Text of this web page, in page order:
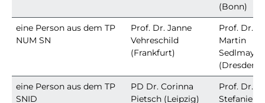
(Bonn)
eine Person aus dem TP
NUM SN
Prof. Dr. Janne
Vehreschild
(Frankfurt)
Prof. Dr.
Martin
Sedlmayr
(Dresden)
eine Person aus dem TP
SNID
PD Dr. Corinna
Pietsch (Leipzig)
Prof. Dr.
Stefanie